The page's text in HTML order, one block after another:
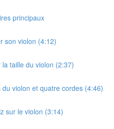
principaux
son violon (4:12)
taille du violon (2:37)
violon et quatre cordes (4:46)
sur le violon (3:14)